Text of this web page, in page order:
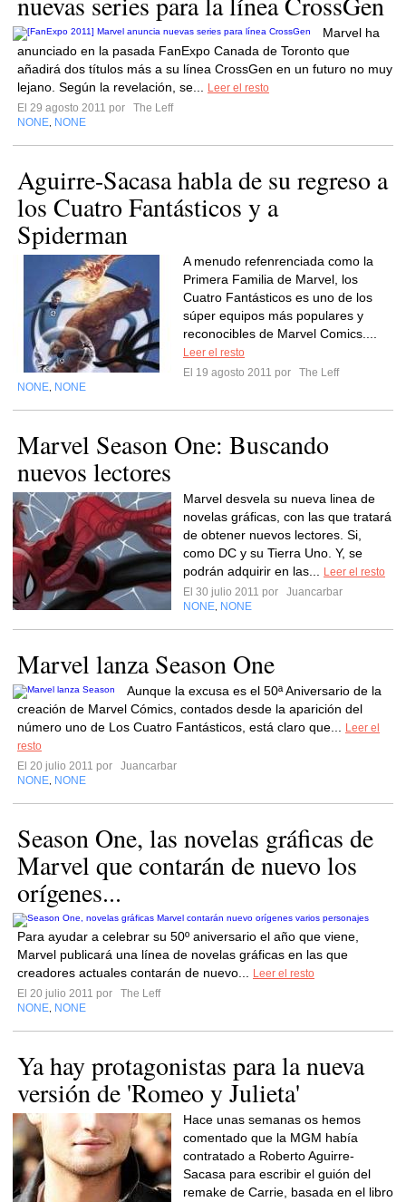
Marvel ha
anunciado en la pasada FanExpo Canada de Toronto que
añadirá dos títulos más a su línea CrossGen en un futuro no muy
lejano. Según la revelación, se...
Leer el resto
El 29 agosto 2011 por
The Leff
NONE NONE
Aguirre-Sacasa habla de su regreso a
los Cuatro Fantásticos y a
Spiderman
A menudo refenrenciada como la
Primera Familia de Marvel, los
Cuatro Fantásticos es uno de los
súper equipos más populares y
reconocibles de Marvel Comics....
Leer el resto
El 19 agosto 2011 por
The Leff
NONE NONE
Marvel Season One: Buscando
nuevos lectores
Marvel desvela su nueva linea de
novelas gráficas, con las que tratará
de obtener nuevos lectores. Si,
como DC y su Tierra Uno. Y, se
podrán adquirir en las...
Leer el resto
El 30 julio 2011 por
Juancarbar
NONE NONE
Marvel lanza Season One
Aunque la excusa es el 50ª Aniversario de la
creación de Marvel Cómics, contados desde la aparición del
número uno de Los Cuatro Fantásticos, está claro que...
Leer el
resto
El 20 julio 2011 por
Juancarbar
NONE NONE
Season One, las novelas gráficas de
Marvel que contarán de nuevo los
orígenes...
Para ayudar a celebrar su 50º aniversario el año que viene,
Marvel publicará una línea de novelas gráficas en las que
creadores actuales contarán de nuevo...
Leer el resto
El 20 julio 2011 por
The Leff
NONE NONE
Ya hay protagonistas para la nueva
versión de 'Romeo y Julieta'
Hace unas semanas os hemos
comentado que la MGM había
contratado a Roberto Aguirre-
Sacasa para escribir el guión del
remake de Carrie, basada en el libro